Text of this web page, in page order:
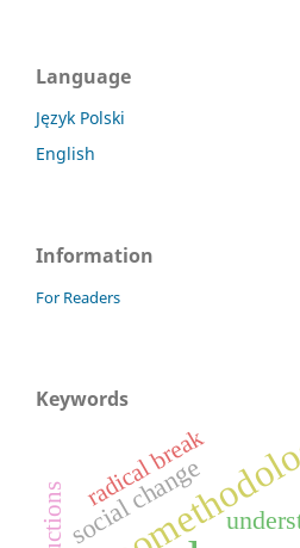
Language
Język Polski
English
Information
For Readers
Keywords
social change
radical break